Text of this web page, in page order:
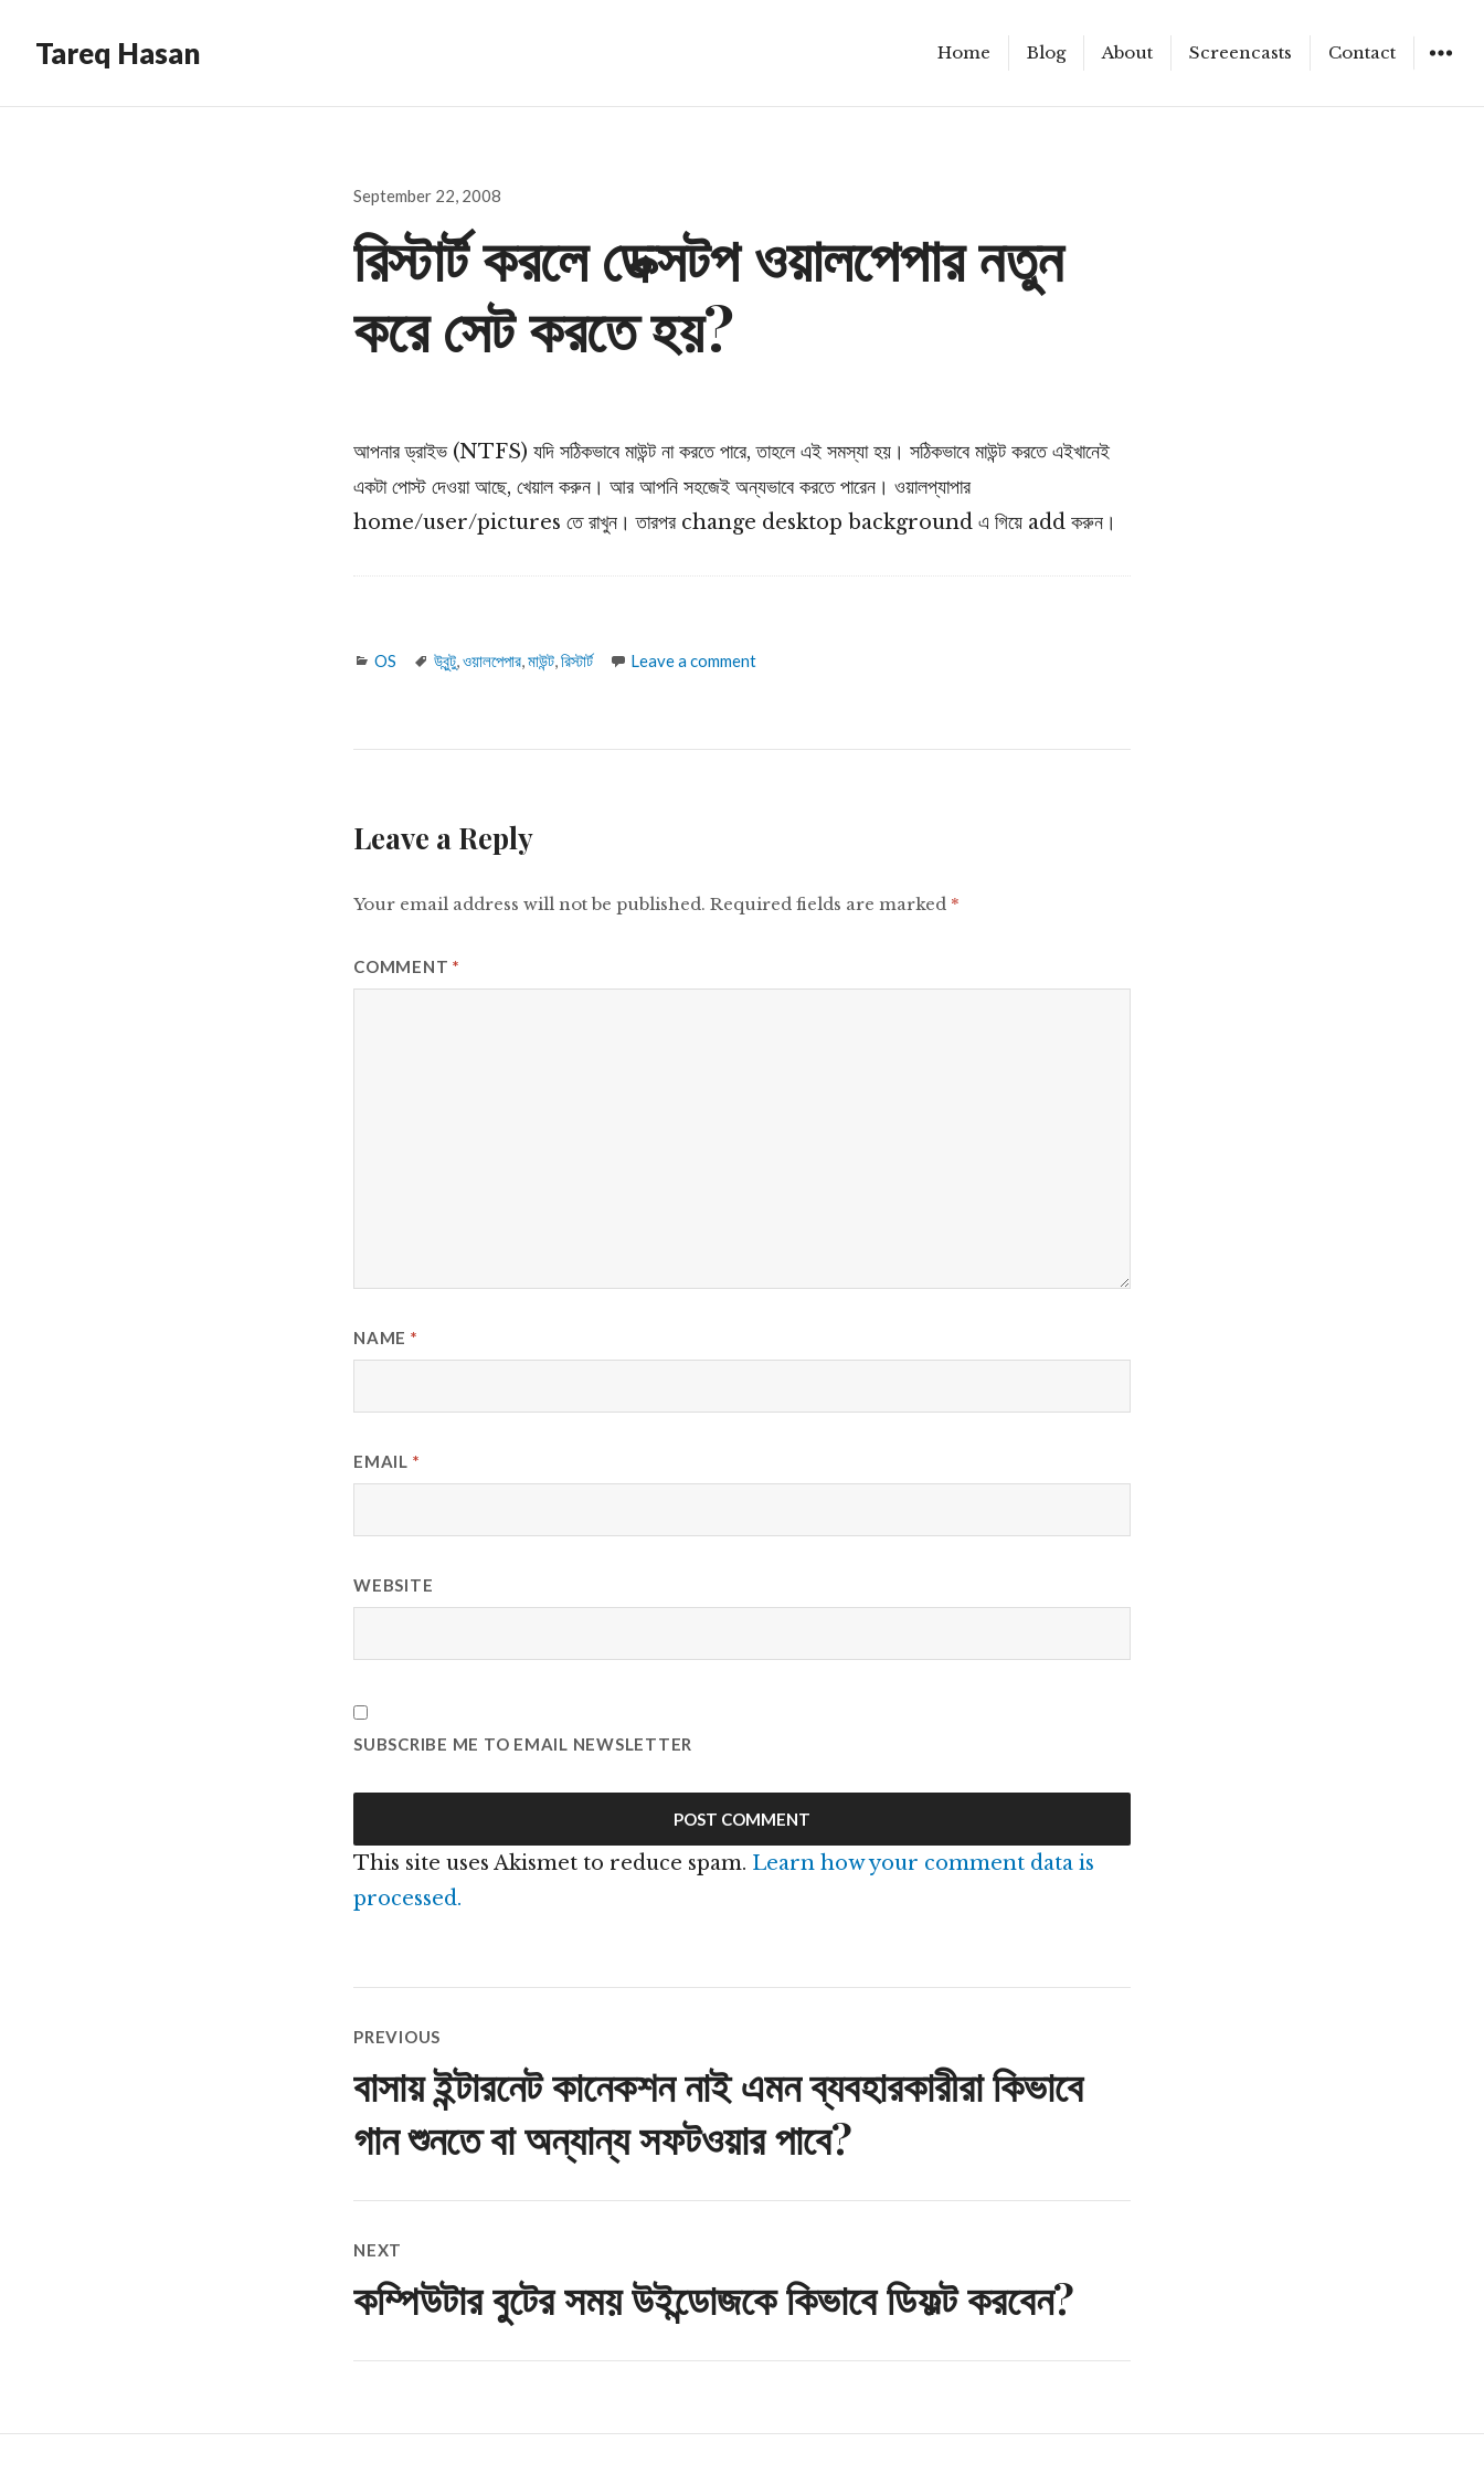
Tareq Hasan Home Blog About Screencasts Contact
Posted
September 22, 2008
রিস্টার্ট করলে ডেক্সটপ ওয়ালপেপার নতুন
করে সেট করতে হয়?
আপনার ড্রাইভ (NTFS) যদি সঠিকভাবে মাউন্ট না করতে পারে, তাহলে এই সমস্যা হয়। সঠিকভাবে মাউন্ট করতে এইখানেই
একটা পোস্ট দেওয়া আছে, খেয়াল করুন। আর আপনি সহজেই অন্যভাবে করতে পারেন। ওয়ালপ্যাপার
home/user/pictures তে রাখুন। তারপর change desktop background এ গিয়ে add করুন।
Categories
OS Tags
উবুন্টু,ওয়ালপেপার,মাউন্ট,রিস্টার্ট Leave a comment
Leave a Reply
Your email address will not be published. Required fields are marked *
COMMENT *
NAME *
EMAIL *
WEBSITE
SUBSCRIBE ME TO EMAIL NEWSLETTER
This site uses Akismet to reduce spam. Learn how your comment data is
processed.
navigation
PREVIOUS
Previous
বাসায় ইন্টারনেট কানেকশন নাই এমন ব্যবহারকারীরা কিভাবে
গান শুনতে বা অন্যান্য সফটওয়ার পাবে?
NEXT
Next
কম্পিউটার বুটের সময় উইন্ডোজকে কিভাবে ডিফল্ট করবেন?